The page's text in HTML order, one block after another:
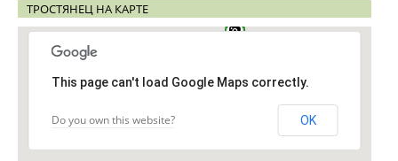
ТРОСТЯНЕЦ НА КАРТЕ
This page can't load Google Maps correctly.
Do you own this website? OK